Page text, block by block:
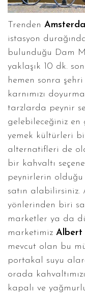
Trenden
istasyon
bulunduğu Dam
yaklaşık 10 dk.
hemen sonra
karnımızı
tarzlarda peynir
gelebileceğiniz en
yemek kültürleri
alternatifleri de
bir kahvaltı
peynirlerin
satın alabilirsiniz.
yönlerinden biri
marketler ya da
marketimiz Albert
mevcut olan bu
portakal suyu
orada
kapalı ve